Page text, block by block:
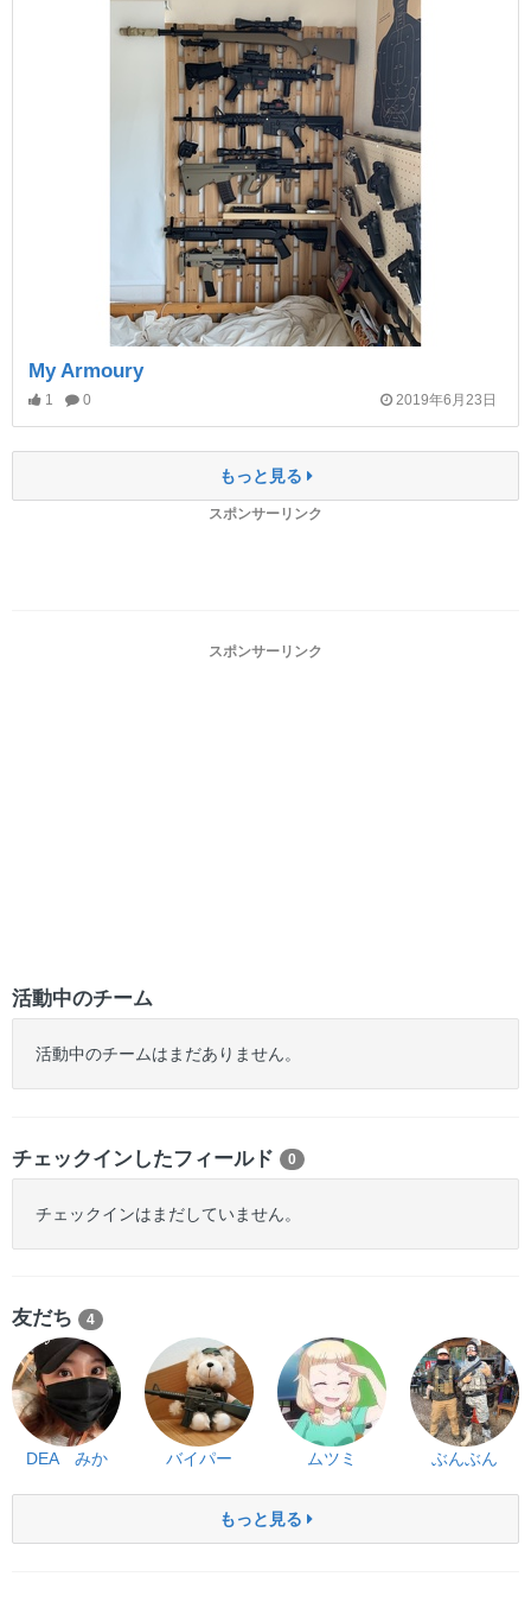
My Armoury
1 0 2019年6月23日
もっと見る
スポンサーリンク
スポンサーリンク
活動中のチーム
活動中のチームはまだありません。
チェックインしたフィールド 0
チェックインはまだしていません。
友だち 4
DEA みか バイパー ムツミ ぶんぶん
もっと見る